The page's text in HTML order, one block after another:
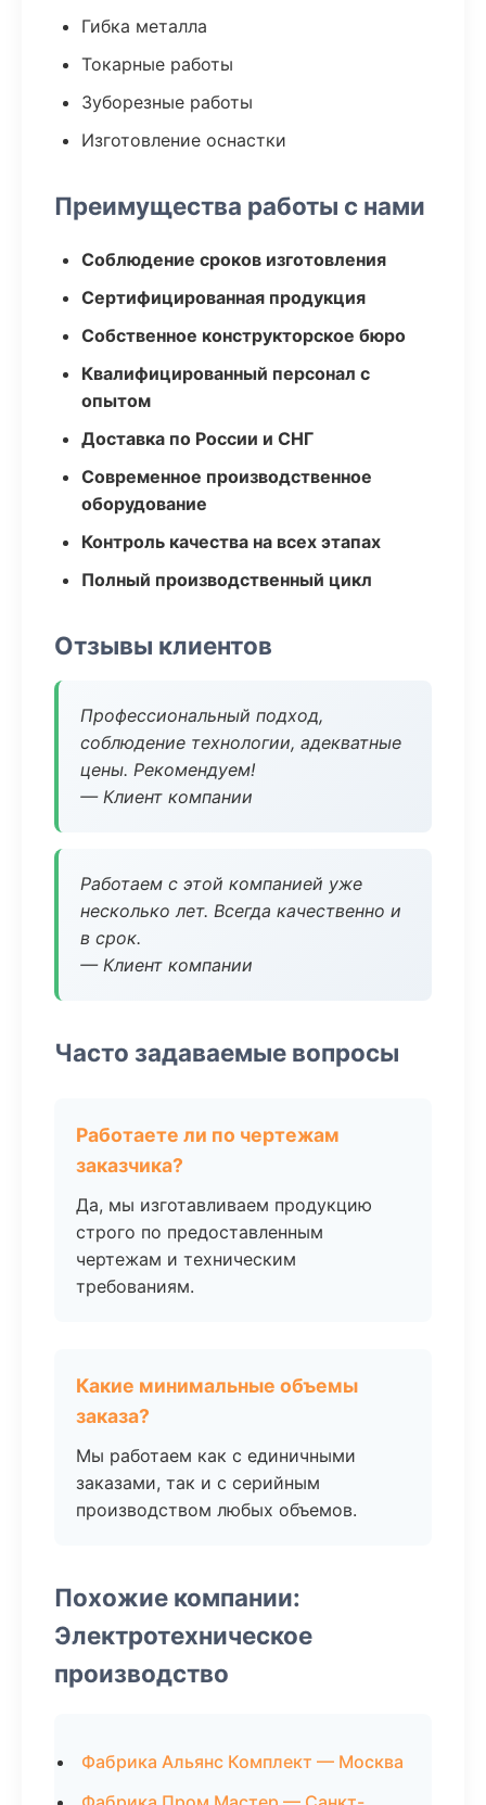
Гибка металла
Токарные работы
Зуборезные работы
Изготовление оснастки
Преимущества работы с нами
Соблюдение сроков изготовления
Сертифицированная продукция
Собственное конструкторское бюро
Квалифицированный персонал с
опытом
Доставка по России и СНГ
Современное производственное
оборудование
Контроль качества на всех этапах
Полный производственный цикл
Отзывы клиентов
Профессиональный подход,
соблюдение технологии, адекватные
цены. Рекомендуем!
— Клиент компании
Работаем с этой компанией уже
несколько лет. Всегда качественно и
в срок.
— Клиент компании
Часто задаваемые вопросы
Работаете ли по чертежам
заказчика?
Да, мы изготавливаем продукцию
строго по предоставленным
чертежам и техническим
требованиям.
Какие минимальные объемы
заказа?
Мы работаем как с единичными
заказами, так и с серийным
производством любых объемов.
Похожие компании:
Электротехническое
производство
Фабрика Альянс Комплект — Москва